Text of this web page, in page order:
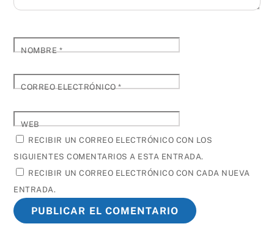
NOMBRE*
CORREO ELECTRÓNICO*
WEB
RECIBIR UN CORREO ELECTRÓNICO CON LOS
SIGUIENTES COMENTARIOS A ESTA ENTRADA.
RECIBIR UN CORREO ELECTRÓNICO CON CADA NUEVA
ENTRADA.